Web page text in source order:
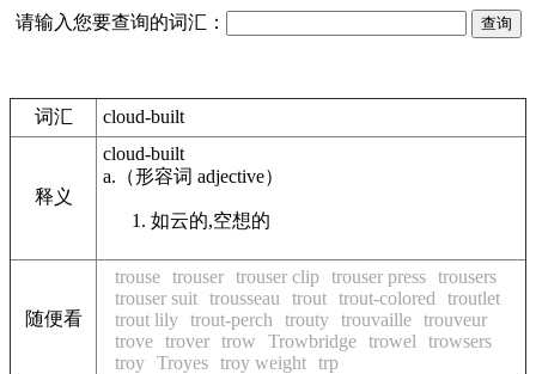
请输入您要查询的词汇：
词汇 cloud-built
释义
cloud-built
a. （形容词 adjective）
如云的,空想的
随便看
trouse trouser trouser clip trouser press trousers
trouser suit trousseau trout trout-colored
troutlet
trout lily trout-perch trouty trouvaille trouveur
trove trover trow Trowbridge trowel
trowsers
troy Troyes troy weight trp